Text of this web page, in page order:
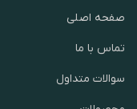
صفحه اصلی
تماس با ما
سوالات متداول